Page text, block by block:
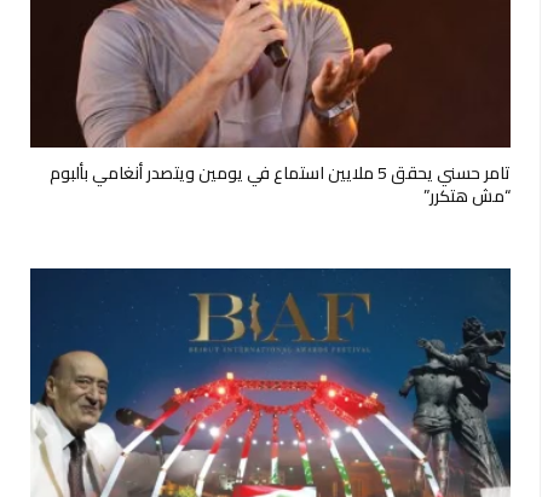
تامر حسني يحقق 5 ملايين استماع في يومين ويتصدر أنغامي بألبوم
“مش هتكرر”